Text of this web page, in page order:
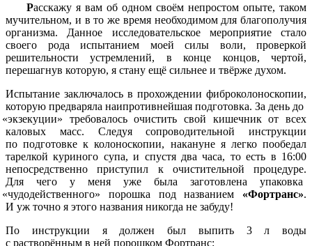
Расскажу я вам об одном своём непростом опыте, таком
мучительном, и в то же время необходимом для благополучия
организма. Данное исследовательское мероприятие стало
своего рода испытанием моей силы воли, проверкой
решительности устремлений, в конце концов, чертой,
перешагнув которую, я стану ещё сильнее и твёрже духом.
Испытание заключалось в прохождении фиброколоноскопии,
которую предваряла наипротивнейшая подготовка. За день до
«экзекуции» требовалось очистить свой кишечник от всех
каловых масс. Следуя сопроводительной инструкции
по подготовке к колоноскопии, накануне я легко пообедал
тарелкой куриного супа, и спустя два часа, то есть в 16:00
непосредственно приступил к очистительной процедуре.
Для чего у меня уже была заготовлена упаковка
«чудодейственного» порошка под названием «Фортранс».
И уж точно я этого названия никогда не забуду!
По инструкции я должен был выпить 3 л воды
с растворённым в ней порошком Фортранс: